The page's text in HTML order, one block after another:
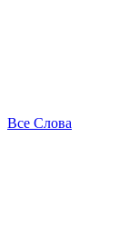
Все Слова